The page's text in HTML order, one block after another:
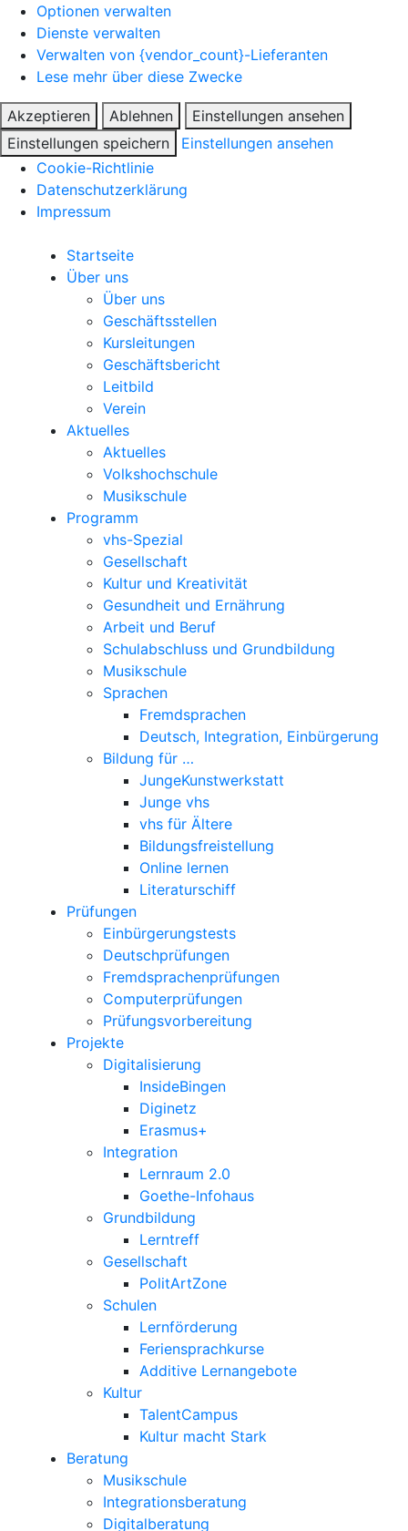
Optionen verwalten
Dienste verwalten
Verwalten von {vendor_count}-Lieferanten
Lese mehr über diese Zwecke
Akzeptieren Ablehnen
Einstellungen ansehen
Einstellungen speichern
Einstellungen ansehen
Cookie-Richtlinie
Datenschutzerklärung
Impressum
Startseite
Über uns
Über uns
Geschäftsstellen
Kursleitungen
Geschäftsbericht
Leitbild
Verein
Aktuelles
Aktuelles
Volkshochschule
Musikschule
Programm
vhs-Spezial
Gesellschaft
Kultur und Kreativität
Gesundheit und Ernährung
Arbeit und Beruf
Schulabschluss und Grundbildung
Musikschule
Sprachen
Fremdsprachen
Deutsch, Integration, Einbürgerung
Bildung für …
JungeKunstwerkstatt
Junge vhs
vhs für Ältere
Bildungsfreistellung
Online lernen
Literaturschiff
Prüfungen
Einbürgerungstests
Deutschprüfungen
Fremdsprachenprüfungen
Computerprüfungen
Prüfungsvorbereitung
Projekte
Digitalisierung
InsideBingen
Diginetz
Erasmus+
Integration
Lernraum 2.0
Goethe-Infohaus
Grundbildung
Lerntreff
Gesellschaft
PolitArtZone
Schulen
Lernförderung
Feriensprachkurse
Additive Lernangebote
Kultur
TalentCampus
Kultur macht Stark
Beratung
Musikschule
Integrationsberatung
Digitalberatung